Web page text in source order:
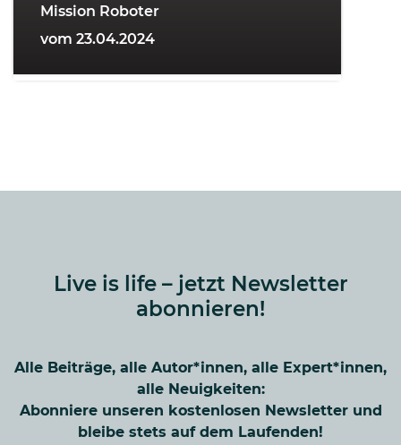
Mission Roboter
vom 23.04.2024
Live is life – jetzt Newsletter
abonnieren!
Alle Beiträge, alle Autor*innen, alle Expert*innen,
alle Neuigkeiten:
Abonniere unseren kostenlosen Newsletter und
bleibe stets auf dem Laufenden!